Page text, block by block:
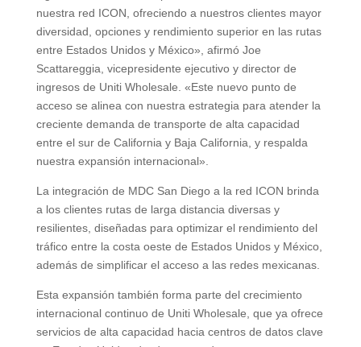
nuestra red ICON, ofreciendo a nuestros clientes mayor
diversidad, opciones y rendimiento superior en las rutas
entre Estados Unidos y México», afirmó Joe
Scattareggia, vicepresidente ejecutivo y director de
ingresos de Uniti Wholesale. «Este nuevo punto de
acceso se alinea con nuestra estrategia para atender la
creciente demanda de transporte de alta capacidad
entre el sur de California y Baja California, y respalda
nuestra expansión internacional».
La integración de MDC San Diego a la red ICON brinda
a los clientes rutas de larga distancia diversas y
resilientes, diseñadas para optimizar el rendimiento del
tráfico entre la costa oeste de Estados Unidos y México,
además de simplificar el acceso a las redes mexicanas.
Esta expansión también forma parte del crecimiento
internacional continuo de Uniti Wholesale, que ya ofrece
servicios de alta capacidad hacia centros de datos clave